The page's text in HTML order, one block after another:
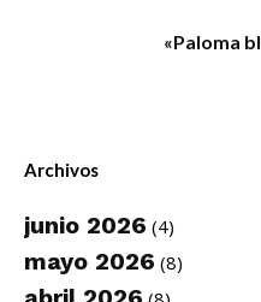
«Paloma
Archivos
junio 2026 (4)
mayo 2026 (8)